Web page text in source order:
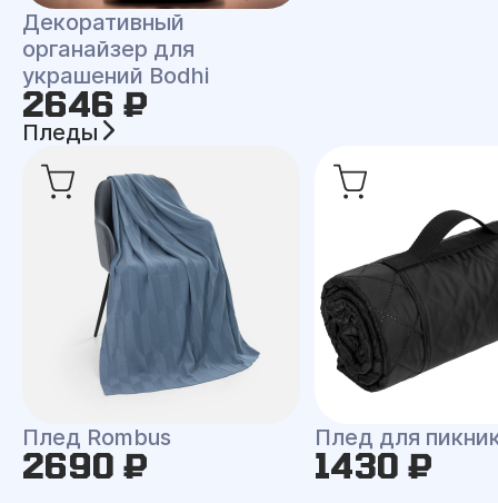
Декоративный
органайзер для
украшений Bodhi
2646 ₽
Пледы
Плед Rombus
2690 ₽
Плед для
1430 ₽